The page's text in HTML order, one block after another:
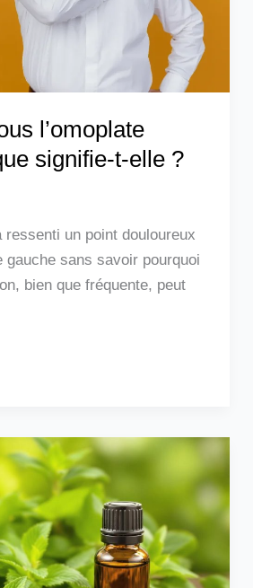
l’omoplate
signifie-t-elle ?
un point douloureux
gauche sans savoir pourquoi
bien que fréquente, peut